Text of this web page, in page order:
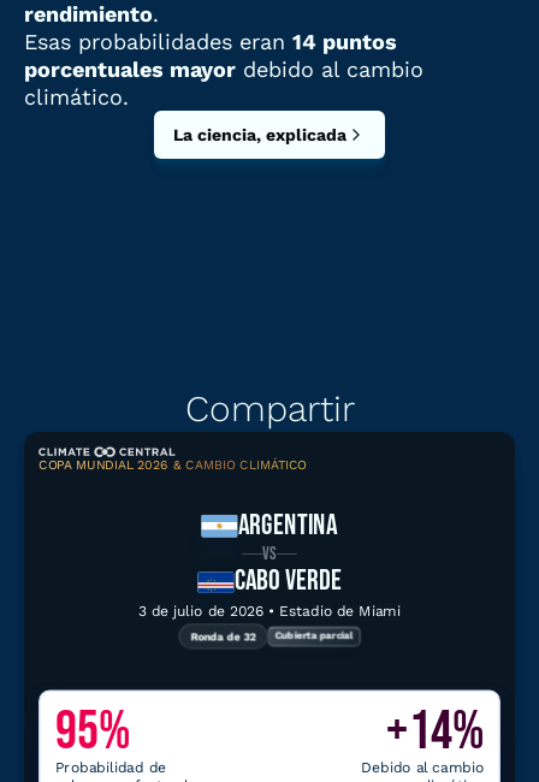
rendimiento.
Esas probabilidades eran 14 puntos
porcentuales mayor debido al cambio
climático.
La ciencia, explicada
Compartir
COPA MUNDIAL 2026 & CAMBIO CLIMÁTICO
ARGENTINA
VS
CABO VERDE
3 de julio de 2026 • Estadio de Miami
Ronda de 32 Cubierta parcial
95%
Probabilidad de
+14%
Debido al cambio
Explorar datos relacionados
Herramientas climáticas para